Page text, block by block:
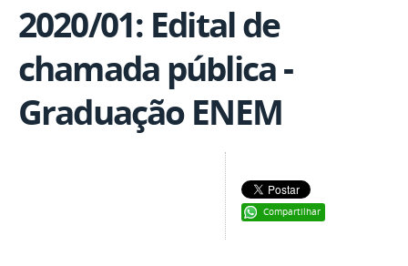
2020/01: Edital de
chamada pública -
Graduação ENEM
Compartilhar